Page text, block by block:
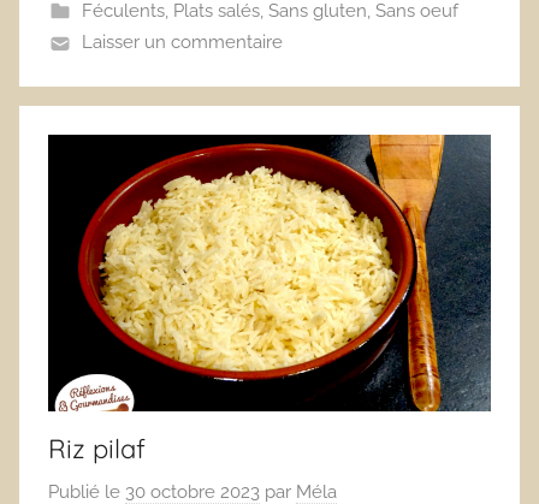
Féculents, Plats salés, Sans gluten, Sans oeuf
Laisser un commentaire
Riz pilaf
Publié le 30 octobre 2023 par Méla